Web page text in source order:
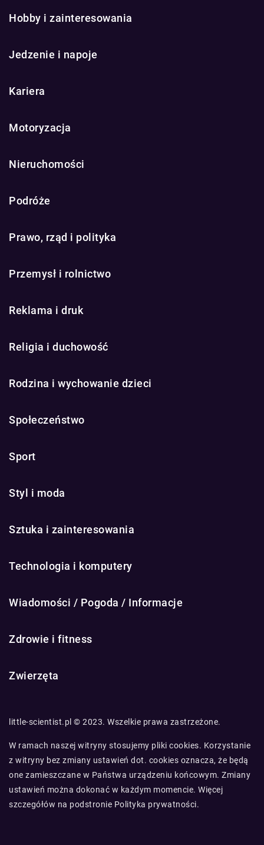
Hobby i zainteresowania
Jedzenie i napoje
Kariera
Motoryzacja
Nieruchomości
Podróże
Prawo, rząd i polityka
Przemysł i rolnictwo
Reklama i druk
Religia i duchowość
Rodzina i wychowanie dzieci
Społeczeństwo
Sport
Styl i moda
Sztuka i zainteresowania
Technologia i komputery
Wiadomości / Pogoda / Informacje
Zdrowie i fitness
Zwierzęta
little-scientist.pl © 2023. Wszelkie prawa zastrzeżone.
W ramach naszej witryny stosujemy pliki cookies. Korzystanie
z witryny bez zmiany ustawień dot. cookies oznacza, że będą
one zamieszczane w Państwa urządzeniu końcowym. Zmiany
ustawień można dokonać w każdym momencie. Więcej
szczegółów na podstronie Polityka prywatności.